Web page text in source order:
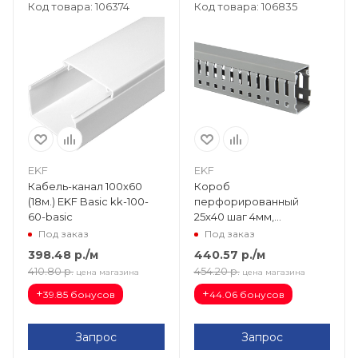
Код товара: 106374
EKF
Кабель-канал 100х60
(18м.) EKF Basic kk-100-
60-basic
Под заказ
398.48 р./м
410.80 р. цена магазина
+39.85 бонусов
Запрос
Код товара: 106835
EKF
Короб
перфорированный
25х40 шаг 4мм,
перфорация 6 мм EKF
PROxima kk40-25
Под заказ
440.57 р./м
454.20 р. цена магазина
+44.06 бонусов
Запрос